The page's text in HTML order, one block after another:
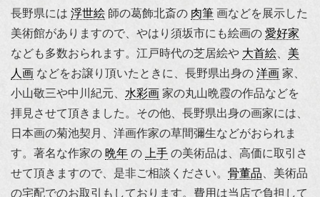
長野県には 浮世絵 師の葛飾北斎の 肉筆 画などを展示した
美術館がありますので、やはり須坂市にも絵画の 愛好家
なども多数おられます。江戸時代の芝居絵や 大首絵
美
人画 などをお譲り頂いたときに、長野県出身の 洋画 家、
小山敬三や中川紀元、 水彩画 家の丸山晩霞の作品などを
拝見させて頂きました。その他、長野県出身の画家には、
日本画の菊池契月 、洋画作家の草間彌生などがおられま
す。著名な作家の 晩年 の 上手 の美術品は、高価に取引さ
せて頂きますので、是非ご相談ください。 骨董品 、美術品
の宅配でのお取引もしております。費用は当店で負担して